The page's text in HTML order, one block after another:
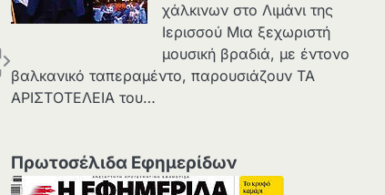
χάλκινων στο Λιμάνι της
Ιερισσού Μια ξεχωριστή
μουσική βραδιά, με έντονο
βαλκανικό ταπεραμέντο, παρουσιάζουν ΤΑ
ΑΡΙΣΤΟΤΕΛΕΙΑ του…
Πρωτοσέλιδα Εφημερίδων